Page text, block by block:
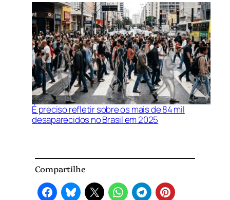
É preciso refletir sobre os mais de 84 mil
desaparecidos no Brasil em 2025
Compartilhe